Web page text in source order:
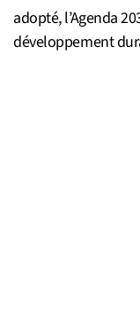
adopté, l’Agenda
développement